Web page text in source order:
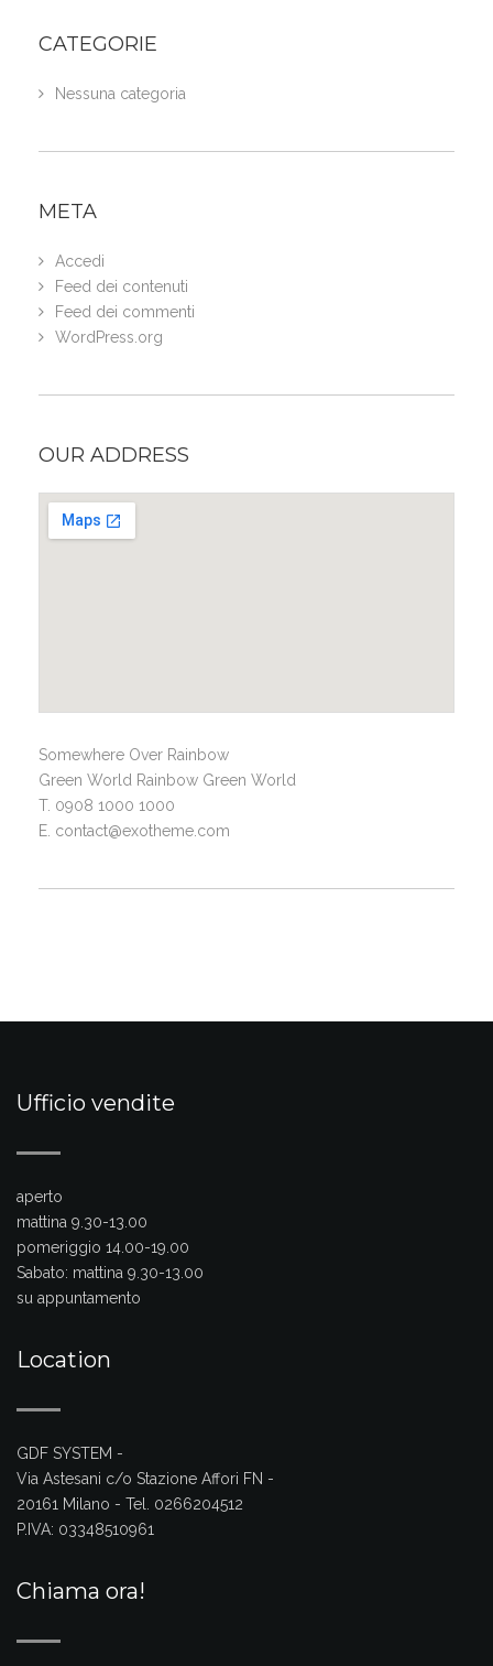
CATEGORIE
Nessuna categoria
META
Accedi
Feed dei contenuti
Feed dei commenti
WordPress.org
OUR ADDRESS
Somewhere Over Rainbow
Green World Rainbow Green World
T. 0908 1000 1000
E. contact@exotheme.com
Ufficio vendite
aperto
mattina 9.30-13.00
pomeriggio 14.00-19.00
Sabato: mattina 9.30-13.00
su appuntamento
Location
GDF SYSTEM -
Via Astesani c/o Stazione Affori FN -
20161 Milano - Tel. 0266204512
P.IVA: 03348510961
Chiama ora!